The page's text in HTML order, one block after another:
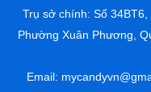
Trụ sở chính: Số
Phường Xuân Phương,
Email: